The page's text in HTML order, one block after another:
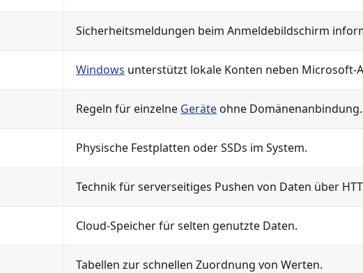
Sicherheitsmeldungen beim Anmeldebildschirm
Windows unterstützt lokale Konten neben Microsoft-
Regeln für einzelne Geräte ohne Domänenanbindung.
Physische Festplatten oder SSDs im System.
Technik für serverseitiges Pushen von Daten über
Cloud-Speicher für selten genutzte Daten.
Tabellen zur schnellen Zuordnung von Werten.